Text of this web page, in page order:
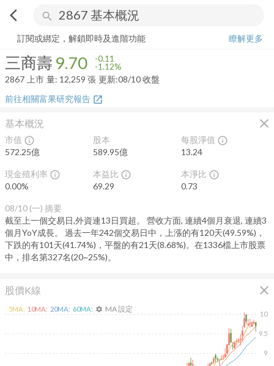
arrow_back_ios search
三商壽 9.70 -1.12%
訂閱或綁定，解鎖即時及進階功能
瞭解更多
三商壽 9.70 -0.11
-1.12%
2867 上市 量: 12,259 張 更新:08/10 收盤
前往相關富果研究報告 open_in_new
基本概況 close
市值 info_outline
572.25億
股本
589.95億
每股淨值 info_outline
13.24
現金殖利率 info_outline
0.00%
本益比 info_outline
69.29
本淨比 info_outline
0.73
08/10 (一) 摘要
截至上一個交易日,外資連13日買超。 營收方面, 連續4個月衰退, 連續3
個月YoY成長。 過去一年242個交易日中，上漲的有120天(49.59%)，
下跌的有101天(41.74%)，平盤的有21天(8.68%)。在1336檔上市股票
中，排名第327名(20~25%)。
股價K線 close
9
9.5
10
5MA: 10MA: 20MA: 60MA: settings MA 設定